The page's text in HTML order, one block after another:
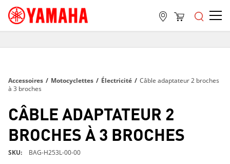
SUR TOUTES LES COMMANDES DE PLUS DE 99 $
SUR TOUTES LES COMMANDES DE PLUS DE 99 $
Accessoires / Motocyclettes / Électricité / Câble adaptateur 2 broches
à 3 broches
CÂBLE ADAPTATEUR 2
BROCHES À 3 BROCHES
SKU BAG-H253L-00-00